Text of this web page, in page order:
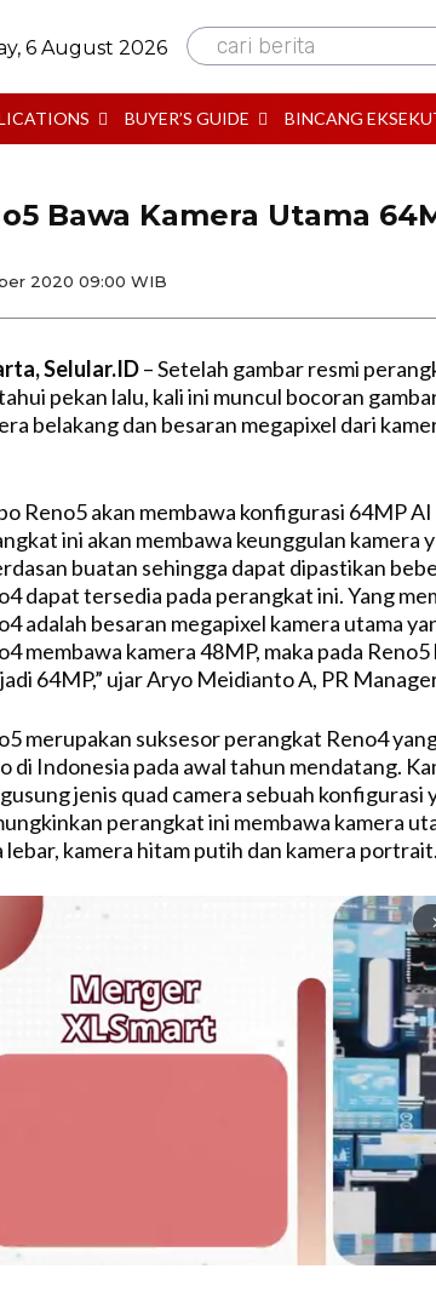
6 August 2026 cari berita
BUYER’S GUIDE BINCANG
Bawa Kamera Utama
2020 09:00 WIB
Selular.ID– Setelah gambar resmi
pekan lalu, kali ini muncul bocoran
belakang dan besaran megapixel dari
Reno5 akan membawa konfigurasi 64MP
ini akan membawa keunggulan kamera
buatan sehingga dapat dipastikan
dapat tersedia pada perangkat ini. Yang
adalah besaran megapixel kamera utama
membawa kamera 48MP, maka pada
64MP,” ujar Aryo Meidianto A, PR
merupakan suksesor perangkat Reno4
di Indonesia pada awal tahun mendatang.
jenis quad camera sebuah konfigurasi
perangkat ini membawa kamera
lebar, kamera hitam putih dan kamera portrait.